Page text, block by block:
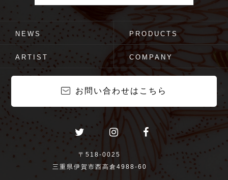
NEWS PRODUCTS
ARTIST COMPANY
お問い合わせはこちら
〒518-0025
三重県伊賀市西高倉4988-60